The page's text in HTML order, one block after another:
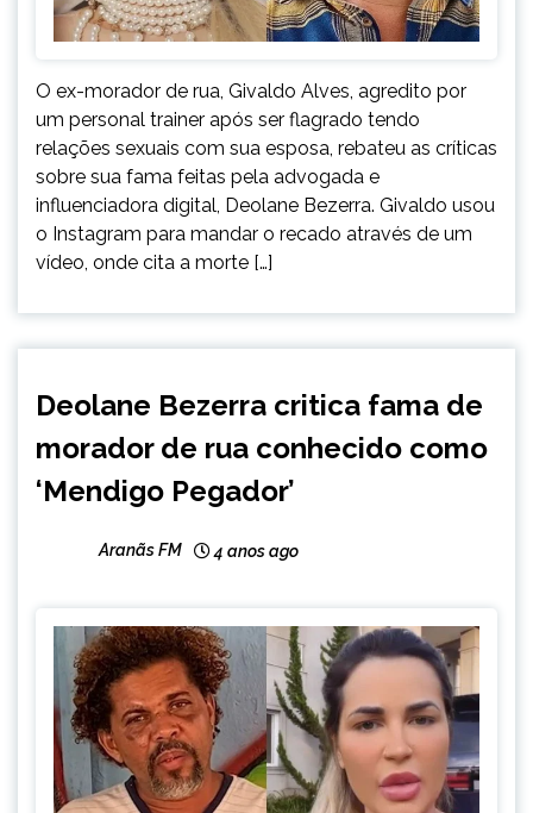
O ex-morador de rua, Givaldo Alves, agredito por
um personal trainer após ser flagrado tendo
relações sexuais com sua esposa, rebateu as críticas
sobre sua fama feitas pela advogada e
influenciadora digital, Deolane Bezerra. Givaldo usou
o Instagram para mandar o recado através de um
vídeo, onde cita a morte […]
Deolane Bezerra critica fama de
morador de rua conhecido como
‘Mendigo Pegador’
Aranãs FM 4 anos ago